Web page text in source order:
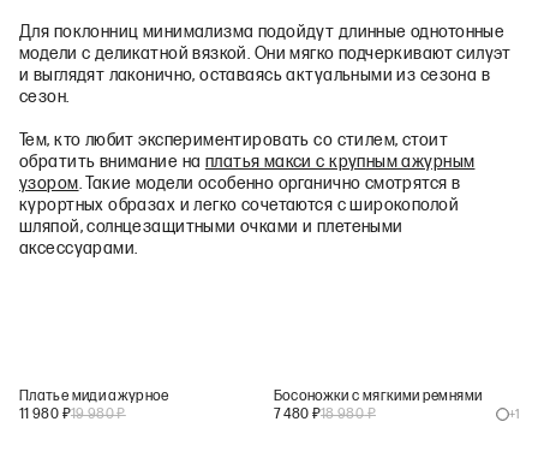
Для поклонниц минимализма подойдут длинные однотонные
модели с деликатной вязкой. Они мягко подчеркивают силуэт
и выглядят лаконично, оставаясь актуальными из сезона в
сезон.
Тем, кто любит экспериментировать со стилем, стоит
обратить внимание на платья макси с крупным ажурным
узором. Такие модели особенно органично смотрятся в
курортных образах и легко сочетаются с широкополой
шляпой, солнцезащитными очками и плетеными
аксессуарами.
Платье миди ажурное
11 980 ₽19 980₽
Босоножки с мягкими ремнями
7 480 ₽18 980₽ +1